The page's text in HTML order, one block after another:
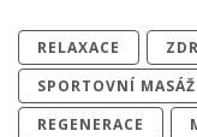
RELAXACE
SPORTOVNÍ MASÁŽ
REGENERACE